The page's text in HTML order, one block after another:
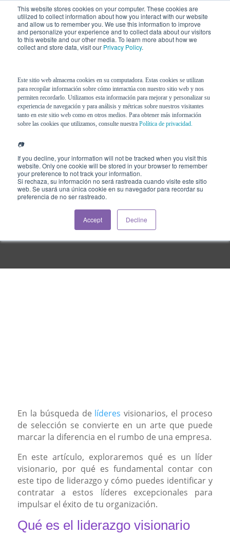
This website stores cookies on your computer. These cookies are
utilized to collect information about how you interact with our website
and allow us to remember you. We use this information to improve
and personalize your experience and to collect data about our visitors
to this website and our other media. To learn more about how we
collect and store data, visit our Privacy Policy.
Este sitio web almacena cookies en su computadora. Estas cookies se utilizan
para recopilar información sobre cómo interactúa con nuestro sitio web y nos
permiten recordarlo. Utilizamos esta información para mejorar y personalizar su
experiencia de navegación y para análisis y métricas sobre nuestros visitantes
tanto en este sitio web como en otros medios. Para obtener más información
sobre las cookies que utilizamos, consulte nuestra Política de privacidad.
📷
If you decline, your information will not be tracked when you visit this
website. Only one cookie will be stored in your browser to remember
your preference to not track your information.
Si rechaza, su información no será rastreada cuando visite este sitio
web. Se usará una única cookie en su navegador para recordar su
preferencia de no ser rastreado.
Accept Decline
En la búsqueda de líderes visionarios, el proceso
de selección se convierte en un arte que puede
marcar la diferencia en el rumbo de una empresa.
En este artículo, exploraremos qué es un líder
visionario, por qué es fundamental contar con
este tipo de liderazgo y cómo puedes identificar y
contratar a estos líderes excepcionales para
impulsar el éxito de tu organización.
Qué es el liderazgo visionario